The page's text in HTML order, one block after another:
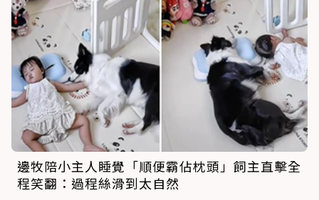
邊牧陪小主人睡覺「順便霸佔枕頭」飼主直擊全
程笑翻：過程絲滑到太自然